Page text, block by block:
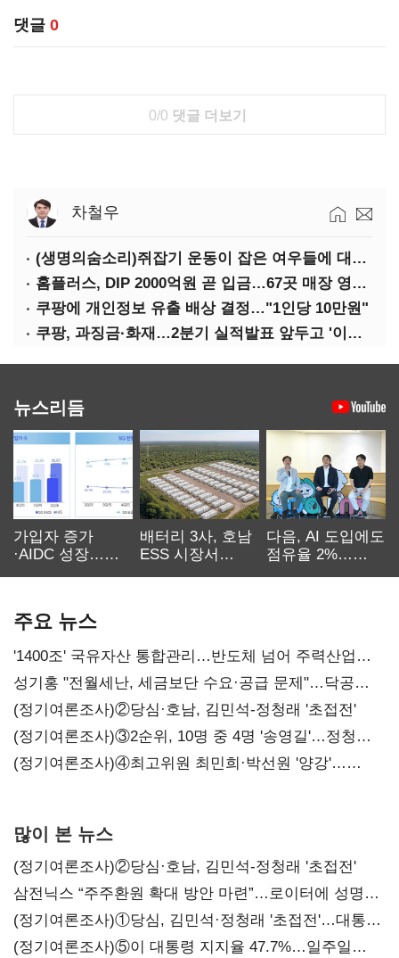
댓글 0
0/0 댓글 더보기
차철우
(생명의숨소리)쥐잡기 운동이 잡은 여우들에 대하여
홈플러스, DIP 2000억원 곧 입금…67곳 매장 영업 재개 예정
쿠팡에 개인정보 유출 배상 결정…"1인당 10만원"
쿠팡, 과징금·화재…2분기 실적발표 앞두고 '이중악재'
뉴스리듬
가입자 증가
·AIDC 성장…
배터리 3사, 호남
ESS 시장서
다음, AI 도입에도
점유율 2%…
주요 뉴스
'1400조' 국유자산 통합관리…반도체 넘어 주력산업
구조혁신
성기홍 "전월세난, 세금보단 수요·공급 문제"…닥공
시사
(정기여론조사)②당심·호남, 김민석-정청래 '초접전'
(정기여론조사)③2순위, 10명 중 4명 '송영길'…정청래
'한 자릿수'
(정기여론조사)④최고위원 최민희·박선원 '양강'…
많이 본 뉴스
(정기여론조사)②당심·호남, 김민석-정청래 '초접전'
삼전닉스 “주주환원 확대 방안 마련”…로이터에 성명
보내
(정기여론조사)①당심, 김민석·정청래 '초접전'…대통령
지지도 '50% 아래로'(종합)
(정기여론조사)⑤이 대통령 지지율 47.7%…일주일